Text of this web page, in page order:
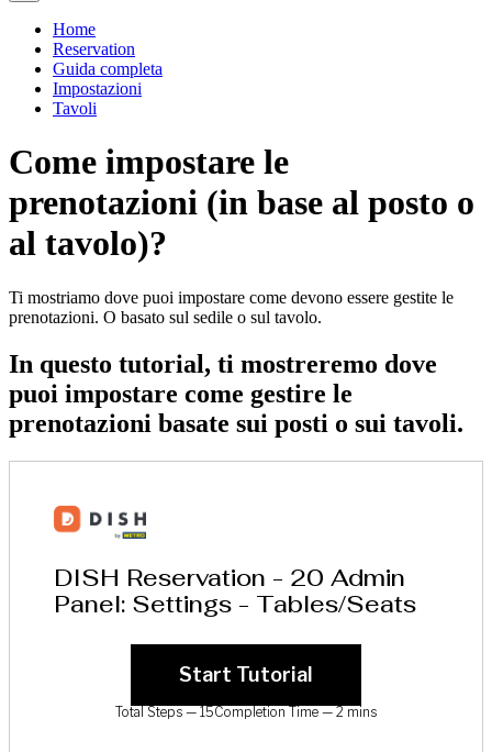
Home
Reservation
Guida completa
Impostazioni
Tavoli
Come impostare le
prenotazioni (in base al posto o
al tavolo)?
Ti mostriamo dove puoi impostare come devono essere gestite le
prenotazioni. O basato sul sedile o sul tavolo.
In questo tutorial, ti mostreremo dove
puoi impostare come gestire le
prenotazioni basate sui posti o sui tavoli.